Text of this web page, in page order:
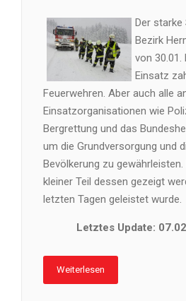
Der starke
Bezirk
von 30.01.
Einsatz
Feuerwehren. Aber auch alle
Einsatzorganisationen wie
Bergrettung und das
um die Grundversorgung und
Bevölkerung zu gewährleisten.
kleiner Teil dessen gezeigt
letzten Tagen geleistet wurde.
Letztes Update:
Weiterlesen